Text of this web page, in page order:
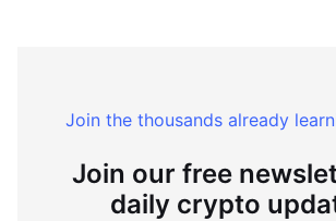
Join the thousands already
Join our free
daily crypto